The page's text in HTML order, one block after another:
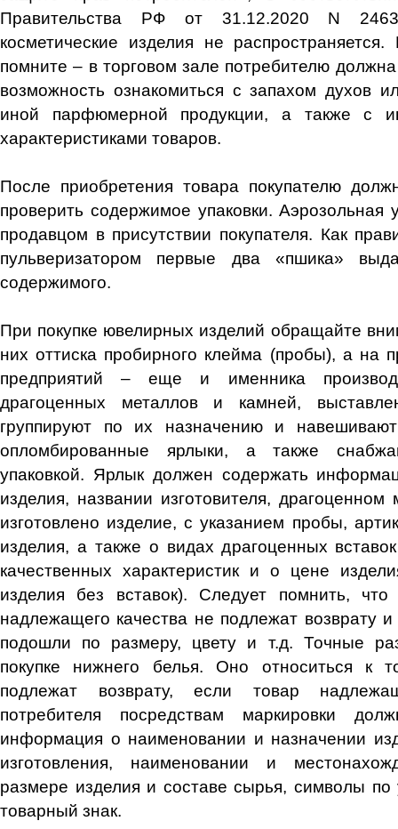
Правительства РФ от 31.12.2020 N
косметические изделия не
помните – в торговом зале потребителю
возможность ознакомиться с запахом духов
иной парфюмерной продукции, а также с
характеристиками товаров.
После приобретения товара покупателю
проверить содержимое упаковки. Аэрозольная
продавцом в присутствии покупателя. Как
пульверизатором первые два «пшика»
содержимого.
При покупке ювелирных изделий обращайте
них оттиска пробирного клейма (пробы), а на
предприятий – еще и именника
драгоценных металлов и камней,
группируют по их назначению и
опломбированные ярлыки, а также
упаковкой. Ярлык должен содержать
изделия, названии изготовителя, драгоценном
изготовлено изделие, с указанием пробы,
изделия, а также о видах драгоценных
качественных характеристик и о цене
изделия без вставок). Следует помнить,
надлежащего качества не подлежат возврату
подошли по размеру, цвету и т.д. Точные
покупке нижнего белья. Оно относиться к
подлежат возврату, если товар
потребителя посредствам маркировки
информация о наименовании и назначении
изготовления, наименовании и
размере изделия и составе сырья, символы
товарный знак.